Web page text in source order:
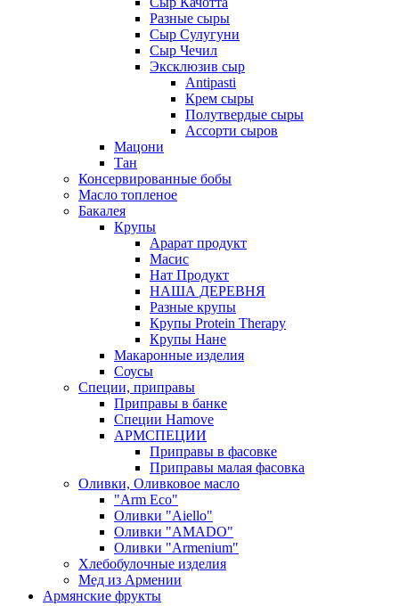
Разные сыры
Сыр Сулугуни
Сыр Чечил
Эксклюзив сыр
Antipasti
Крем сыры
Полутвердые сыры
Ассорти сыров
Мацони
Тан
Консервированные бобы
Масло топленое
Бакалея
Крупы
Арарат продукт
Масис
Нат Продукт
НАША ДЕРЕВНЯ
Разные крупы
Крупы Protein Therapy
Крупы Нане
Макаронные изделия
Соусы
Специи, приправы
Приправы в банке
Специи Hamove
АРМСПЕЦИИ
Приправы в фасовке
Приправы малая фасовка
Оливки, Оливковое масло
"Arm Eco"
Оливки "Aiello"
Оливки "AMADO"
Оливки "Armenium"
Хлебобулочные изделия
Мед из Армении
Армянские фрукты